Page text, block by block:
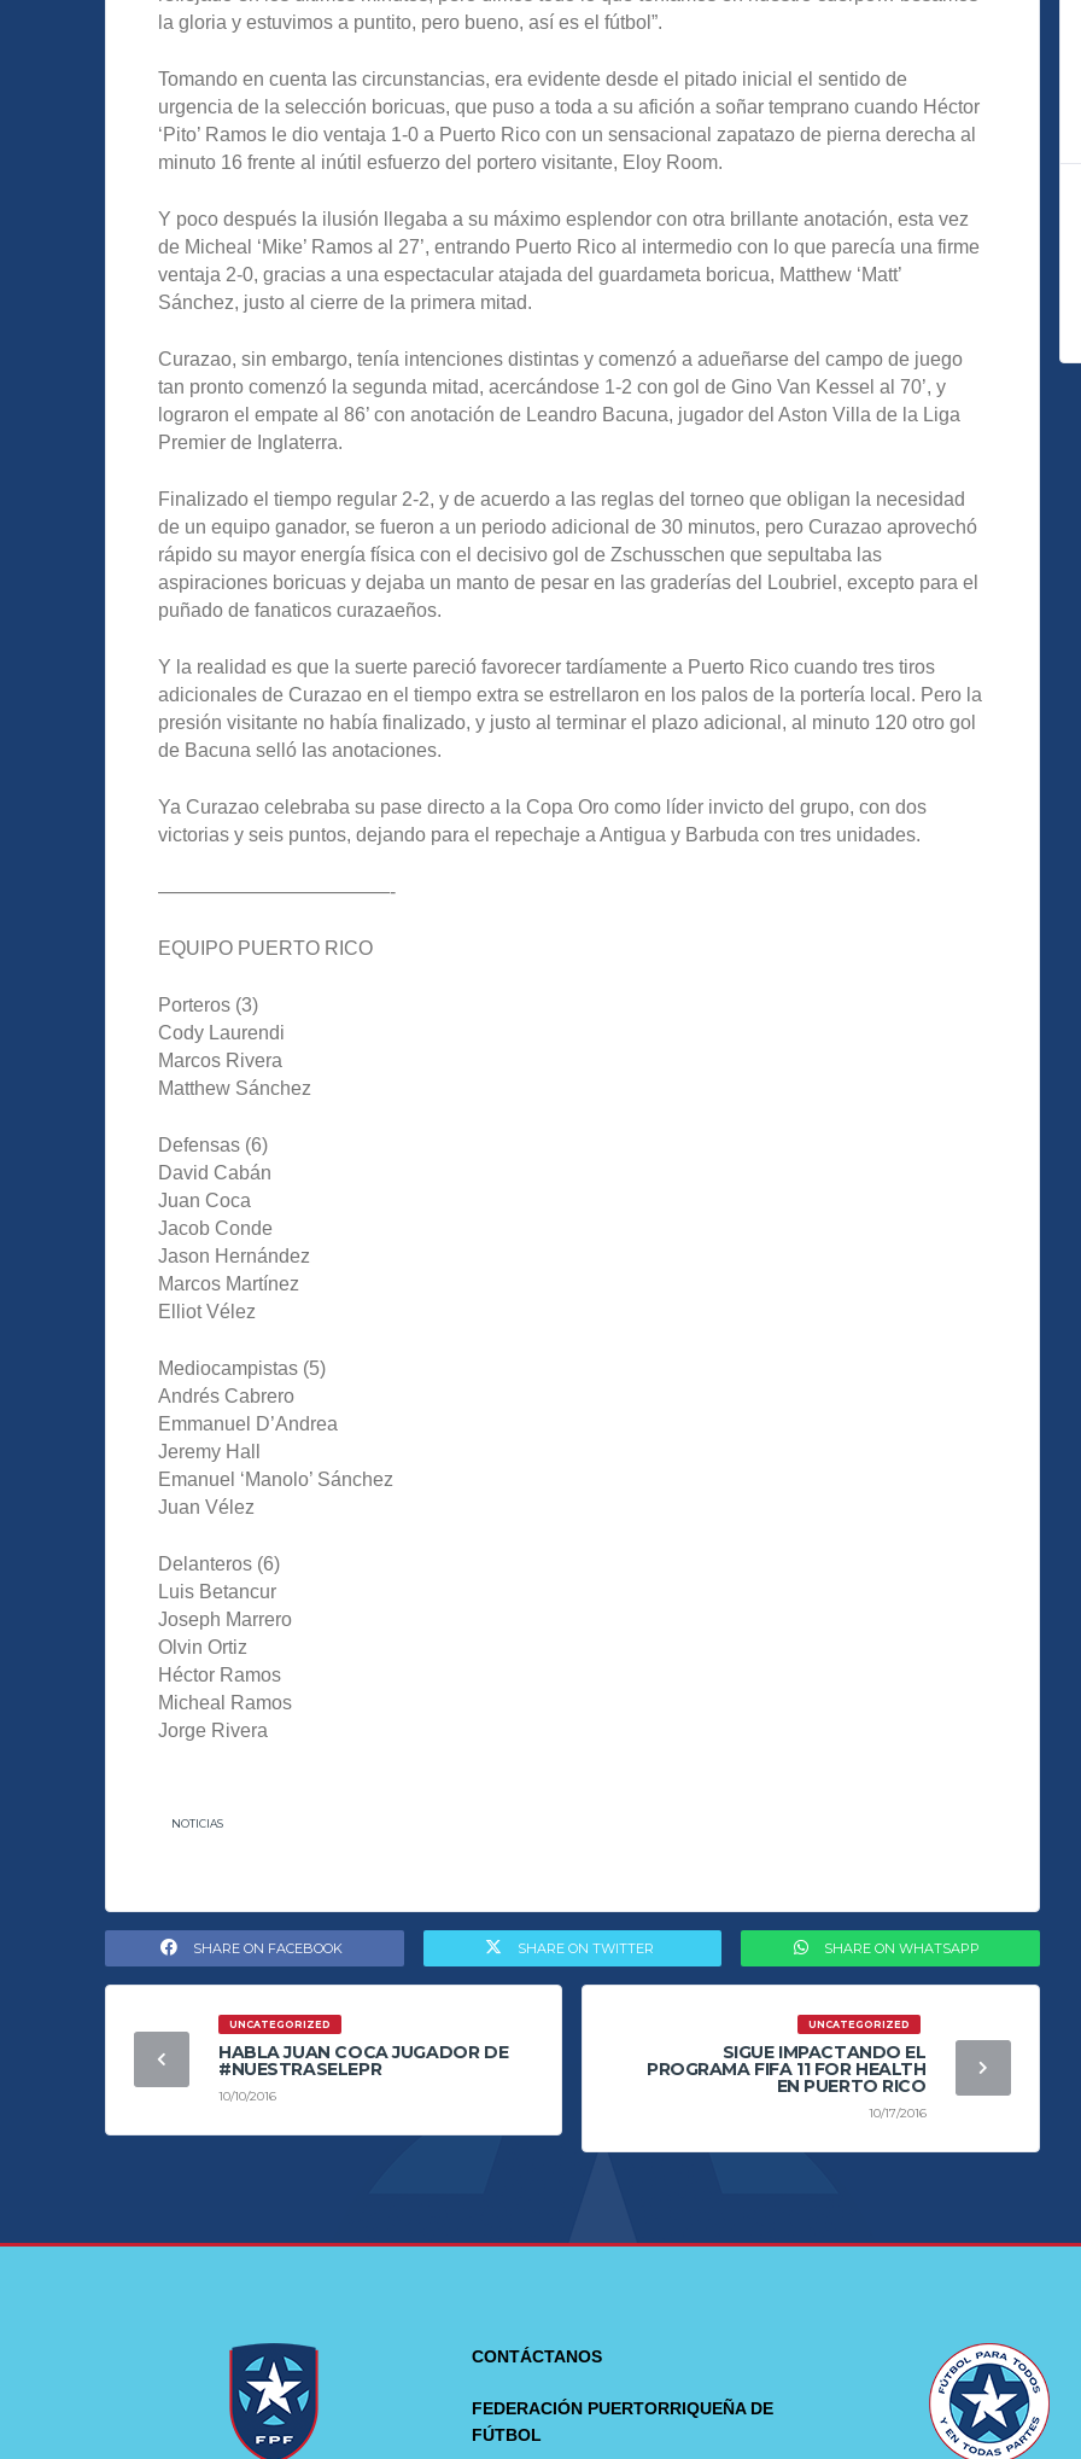
la gloria y estuvimos a puntito, pero bueno, así es el fútbol”.
Tomando en cuenta las circunstancias, era evidente desde el pitado inicial el sentido de
urgencia de la selección boricuas, que puso a toda a su afición a soñar temprano cuando Héctor
‘Pito’ Ramos le dio ventaja 1-0 a Puerto Rico con un sensacional zapatazo de pierna derecha al
minuto 16 frente al inútil esfuerzo del portero visitante, Eloy Room.
Y poco después la ilusión llegaba a su máximo esplendor con otra brillante anotación, esta vez
de Micheal ‘Mike’ Ramos al 27’, entrando Puerto Rico al intermedio con lo que parecía una firme
ventaja 2-0, gracias a una espectacular atajada del guardameta boricua, Matthew ‘Matt’
Sánchez, justo al cierre de la primera mitad.
Curazao, sin embargo, tenía intenciones distintas y comenzó a adueñarse del campo de juego
tan pronto comenzó la segunda mitad, acercándose 1-2 con gol de Gino Van Kessel al 70’, y
lograron el empate al 86’ con anotación de Leandro Bacuna, jugador del Aston Villa de la Liga
Premier de Inglaterra.
Finalizado el tiempo regular 2-2, y de acuerdo a las reglas del torneo que obligan la necesidad
de un equipo ganador, se fueron a un periodo adicional de 30 minutos, pero Curazao aprovechó
rápido su mayor energía física con el decisivo gol de Zschusschen que sepultaba las
aspiraciones boricuas y dejaba un manto de pesar en las graderías del Loubriel, excepto para el
puñado de fanaticos curazaeños.
Y la realidad es que la suerte pareció favorecer tardíamente a Puerto Rico cuando tres tiros
adicionales de Curazao en el tiempo extra se estrellaron en los palos de la portería local. Pero la
presión visitante no había finalizado, y justo al terminar el plazo adicional, al minuto 120 otro gol
de Bacuna selló las anotaciones.
Ya Curazao celebraba su pase directo a la Copa Oro como líder invicto del grupo, con dos
victorias y seis puntos, dejando para el repechaje a Antigua y Barbuda con tres unidades.
————————————-
EQUIPO PUERTO RICO
Porteros (3)
Cody Laurendi
Marcos Rivera
Matthew Sánchez
Defensas (6)
David Cabán
Juan Coca
Jacob Conde
Jason Hernández
Marcos Martínez
Elliot Vélez
Mediocampistas (5)
Andrés Cabrero
Emmanuel D’Andrea
Jeremy Hall
Emanuel ‘Manolo’ Sánchez
Juan Vélez
Delanteros (6)
Luis Betancur
Joseph Marrero
Olvin Ortiz
Héctor Ramos
Micheal Ramos
Jorge Rivera
NOTICIAS
SHARE ON FACEBOOK SHARE ON TWITTER SHARE ON WHATSAPP
UNCATEGORIZED
HABLA JUAN COCA JUGADOR DE
#NUESTRASELEPR
10/10/2016
UNCATEGORIZED
SIGUE IMPACTANDO EL
PROGRAMA FIFA 11 FOR HEALTH
EN PUERTO RICO
10/17/2016
CONTÁCTANOS
FEDERACIÓN PUERTORRIQUEÑA DE
FÚTBOL